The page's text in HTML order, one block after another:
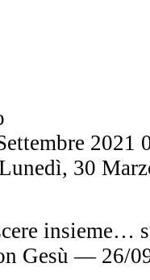
2021
30